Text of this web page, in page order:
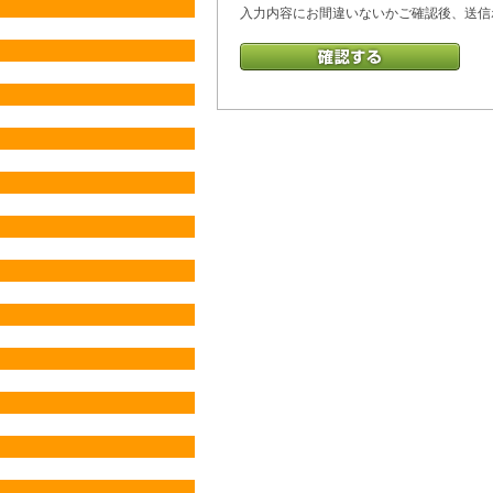
入力内容にお間違いないかご確認後、送